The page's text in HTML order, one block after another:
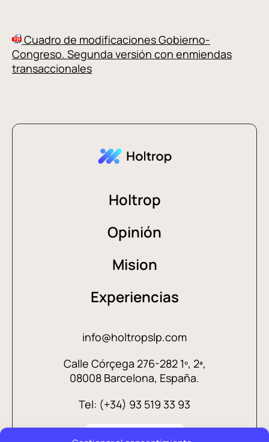
Cuadro de modificaciones Gobierno-
Congreso. Segunda versión con enmiendas
transaccionales
Holtrop
Opinión
Mision
Experiencias
info@holtropslp.com
Calle Córçega 276-282 1º, 2ª,
08008 Barcelona, España.
Tel: (+34) 93 519 33 93